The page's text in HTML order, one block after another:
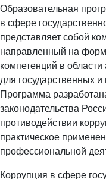
Образовательная
в сфере
представляет собой
направленный на
компетенций в
для государственных
Программа
законодательства
противодействии
практическое
профессиональной
Коррупция в сфере